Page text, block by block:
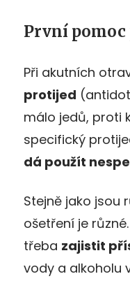
První
Při akutních
protijed
málo jedů, proti
specifický
dá použít
Stejně jako jsou
ošetření je různé.
třeba zajistit
vody a alkoholu